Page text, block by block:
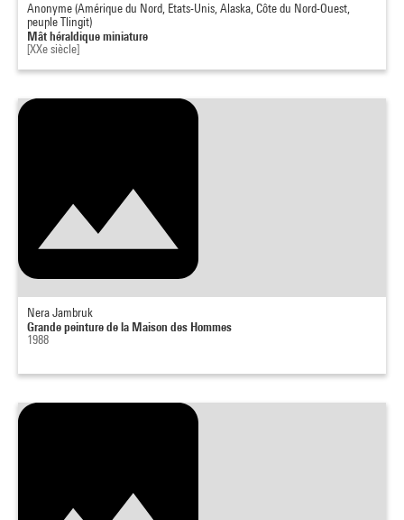
Anonyme (Amérique du Nord, Etats-Unis, Alaska, Côte du Nord-Ouest,
peuple Tlingit)
Mât héraldique miniature
[XXe siècle]
Nera Jambruk
Grande peinture de la Maison des Hommes
1988